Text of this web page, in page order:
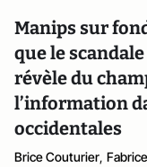
Manips sur
que le scandale
révèle du
l’information
occidentales
Brice Couturier,